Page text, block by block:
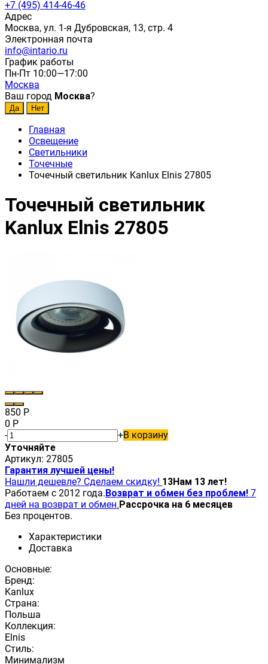
+7 (495) 414-46-46
Адрес
Москва, ул. 1-я Дубровская, 13, стр. 4
Электронная почта
info@intario.ru
График работы
Пн-Пт 10:00—17:00
Москва
Ваш город Москва?
Главная
Освещение
Светильники
Точечные
Точечный светильник Kanlux Elnis 27805
Точечный светильник
Kanlux Elnis 27805
850 Р
0 Р
-
+В корзину
Уточняйте
Артикул: 27805
Гарантия лучшей цены!
Нашли дешевле? Сделаем скидку! 13Нам 13 лет!
Работаем с 2012 года.Возврат и обмен без проблем! 7
дней на возврат и обмен.Рассрочка на 6 месяцев
Без процентов.
Характеристики
Доставка
Основные:
Бренд:
Kanlux
Страна:
Польша
Коллекция:
Elnis
Стиль:
Минимализм